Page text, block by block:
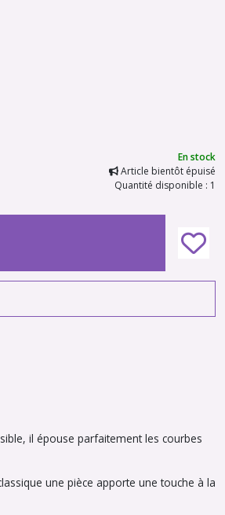
En stock
Article bientôt épuisé
Quantité disponible : 1
il épouse parfaitement les courbes
une pièce apporte une touche à la